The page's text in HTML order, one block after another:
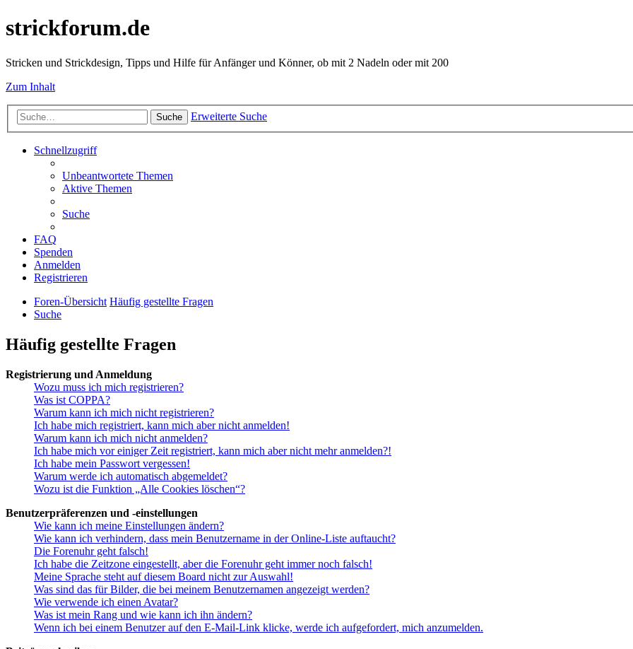
strickforum.de
Stricken und Strickdesign, Tipps und Hilfe für Anfänger und Könner, ob mit 2 Nadeln oder mit 200
Zum Inhalt
Suche Erweiterte Suche
Schnellzugriff
Unbeantwortete Themen
Aktive Themen
Suche
FAQ
Spenden
Anmelden
Registrieren
Foren-Übersicht Häufig gestellte Fragen
Suche
Häufig gestellte Fragen
Registrierung und Anmeldung
Wozu muss ich mich registrieren?
Was ist COPPA?
Warum kann ich mich nicht registrieren?
Ich habe mich registriert, kann mich aber nicht anmelden!
Warum kann ich mich nicht anmelden?
Ich habe mich vor einiger Zeit registriert, kann mich aber nicht mehr anmelden?!
Ich habe mein Passwort vergessen!
Warum werde ich automatisch abgemeldet?
Wozu ist die Funktion „Alle Cookies löschen“?
Benutzerpräferenzen und -einstellungen
Wie kann ich meine Einstellungen ändern?
Wie kann ich verhindern, dass mein Benutzername in der Online-Liste auftaucht?
Die Forenuhr geht falsch!
Ich habe die Zeitzone eingestellt, aber die Forenuhr geht immer noch falsch!
Meine Sprache steht auf diesem Board nicht zur Auswahl!
Was sind das für Bilder, die bei meinem Benutzernamen angezeigt werden?
Wie verwende ich einen Avatar?
Was ist mein Rang und wie kann ich ihn ändern?
Wenn ich bei einem Benutzer auf den E-Mail-Link klicke, werde ich aufgefordert, mich anzumelden.